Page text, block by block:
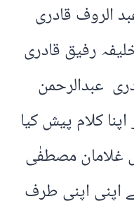
الروف قادری
رفیق قادری
عبدالرحمن
کلام پیش کیا
غلامان مصطفٰی
اپنی اپنی طرف